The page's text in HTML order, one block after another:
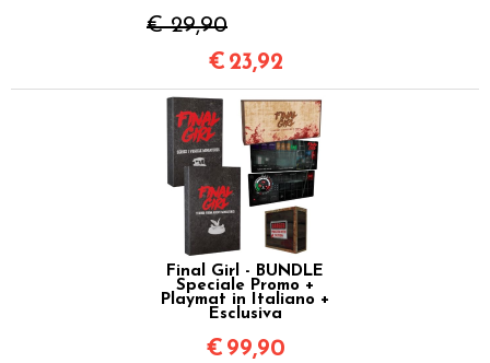
€ 29,90
€ 23,92
Final Girl - BUNDLE
Speciale Promo +
Playmat in Italiano +
Esclusiva
€ 99,90